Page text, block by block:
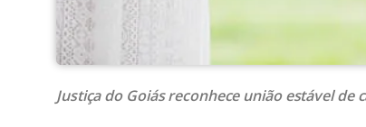
Justiça do Goiás reconhece união estável de